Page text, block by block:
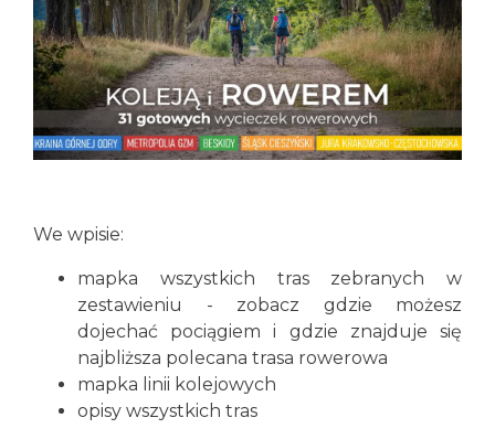
We wpisie:
mapka wszystkich tras zebranych w
zestawieniu - zobacz gdzie możesz
dojechać pociągiem i gdzie znajduje się
najbliższa polecana trasa rowerowa
mapka linii kolejowych
opisy wszystkich tras